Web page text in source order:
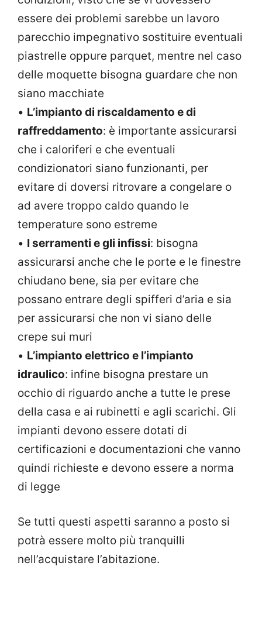
essere dei problemi sarebbe un lavoro
parecchio impegnativo sostituire eventuali
piastrelle oppure parquet, mentre nel caso
delle moquette bisogna guardare che non
siano macchiate
• L’impianto di riscaldamento e di
raffreddamento: è importante assicurarsi
che i caloriferi e che eventuali
condizionatori siano funzionanti, per
evitare di doversi ritrovare a congelare o
ad avere troppo caldo quando le
temperature sono estreme
• I serramenti e gli infissi: bisogna
assicurarsi anche che le porte e le finestre
chiudano bene, sia per evitare che
possano entrare degli spifferi d’aria e sia
per assicurarsi che non vi siano delle
crepe sui muri
• L’impianto elettrico e l’impianto
idraulico: infine bisogna prestare un
occhio di riguardo anche a tutte le prese
della casa e ai rubinetti e agli scarichi. Gli
impianti devono essere dotati di
certificazioni e documentazioni che vanno
quindi richieste e devono essere a norma
di legge
Se tutti questi aspetti saranno a posto si
potrà essere molto più tranquilli
nell’acquistare l’abitazione.